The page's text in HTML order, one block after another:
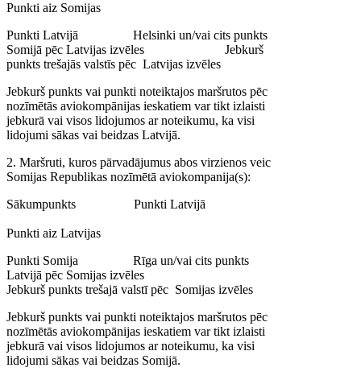
Punkti aiz Somijas
Punkti Latvijā Helsinki un/vai cits punkts
Somijā pēc Latvijas izvēles Jebkurš
punkts trešajās valstīs pēc Latvijas izvēles
Jebkurš punkts vai punkti noteiktajos maršrutos pēc
nozīmētās aviokompānijas ieskatiem var tikt izlaisti
jebkurā vai visos lidojumos ar noteikumu, ka visi
lidojumi sākas vai beidzas Latvijā.
2. Maršruti, kuros pārvadājumus abos virzienos veic
Somijas Republikas nozīmētā aviokompanija(s):
Sākumpunkts Punkti Latvijā
Punkti aiz Latvijas
Punkti Somija Rīga un/vai cits punkts
Latvijā pēc Somijas izvēles
Jebkurš punkts trešajā valstī pēc Somijas izvēles
Jebkurš punkts vai punkti noteiktajos maršrutos pēc
nozīmētās aviokompānijas ieskatiem var tikt izlaisti
jebkurā vai visos lidojumos ar noteikumu, ka visi
lidojumi sākas vai beidzas Somijā.